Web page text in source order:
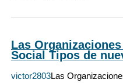
Las
Social Tipos de
victor2803Las